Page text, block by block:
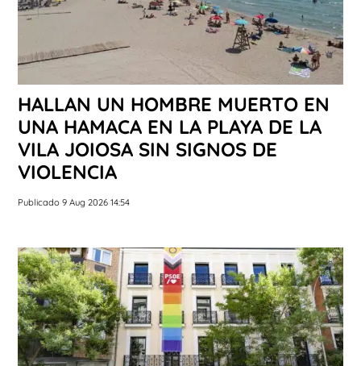
HALLAN UN HOMBRE MUERTO EN
UNA HAMACA EN LA PLAYA DE LA
VILA JOIOSA SIN SIGNOS DE
VIOLENCIA
Publicado 9 Aug 2026 14:54